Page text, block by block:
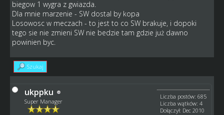
biegow 1 wygra z gwiazda.
Dla mnie marzenie - SW dostal by kopa
Losowosc w meczach - to jest to co SW brakuje, i dopoki
tego sie nie zmieni SW nie bedzie tam gdzie już dawno
powinien byc.
Szukaj
ukppku
Super Manager
Liczba postów: 685
Liczba wątków: 4
Dołączył: Dec 2010